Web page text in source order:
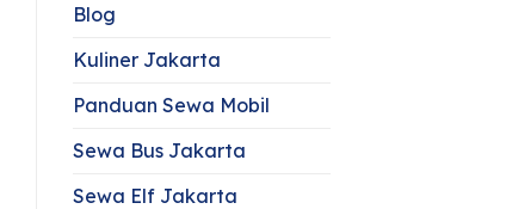
Blog
Kuliner Jakarta
Panduan Sewa Mobil
Sewa Bus Jakarta
Sewa Elf Jakarta